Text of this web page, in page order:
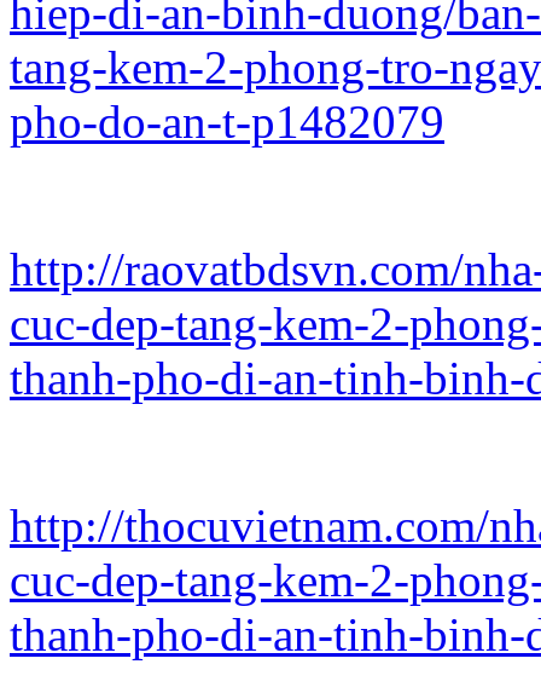
hiep-di-an-binh-duong/
tang-kem-2-phong-tro-
pho-do-an-t-p1482079
http://raovatbdsvn.com/
cuc-dep-tang-kem-2-
thanh-pho-di-an-tinh-binh-
http://thocuvietnam.com/
cuc-dep-tang-kem-2-
thanh-pho-di-an-tinh-binh-